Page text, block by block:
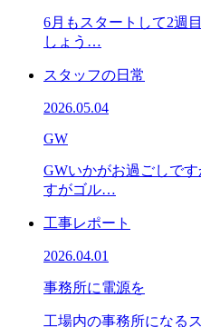
6月もスタートして2週
しょう…
スタッフの日常
2026.05.04
GW
GWいかがお過ごしで
すがゴル…
工事レポート
2026.04.01
事務所に電源を
工場内の事務所になる